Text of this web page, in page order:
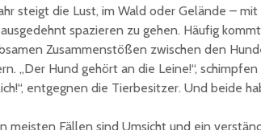
steigt die Lust, im Wald oder Gelände –
spazieren zu gehen. Häufig
Zusammenstößen zwischen den
„Der Hund gehört an die Leine!“,
entgegnen die Tierbesitzer. Und beide
meisten Fällen sind Umsicht und ein